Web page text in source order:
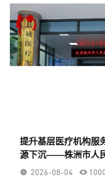
提升基层医疗机构服
源下沉——株洲市人
县皇图岭中心卫生院“
2026-08-04